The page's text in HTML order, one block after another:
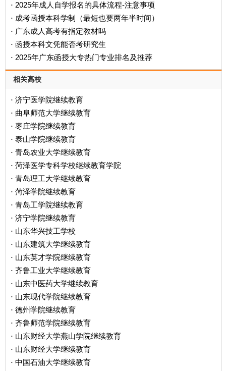
· 2025年成人自学报名的具体流程-注意事项
· 成考函授本科学制（最短也要两年半时间）
· 广东成人高考有指定教材吗
· 函授本科文凭能否考研究生
· 2025年广东函授大专热门专业排名及推荐
相关高校
· 济宁医学院继续教育
· 曲阜师范大学继续教育
· 枣庄学院继续教育
· 泰山学院继续教育
· 青岛农业大学继续教育
· 菏泽医学专科学校继续教育学院
· 青岛理工大学继续教育
· 菏泽学院继续教育
· 青岛工学院继续教育
· 济宁学院继续教育
· 山东华兴技工学校
· 山东建筑大学继续教育
· 山东英才学院继续教育
· 齐鲁工业大学继续教育
· 山东中医药大学继续教育
· 山东现代学院继续教育
· 德州学院继续教育
· 齐鲁师范学院继续教育
· 山东财经大学燕山学院继续教育
· 山东财经大学继续教育
· 中国石油大学继续教育